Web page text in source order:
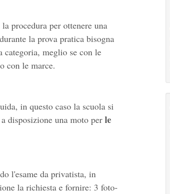
procedura per ottenere una
la prova pratica bisogna
categoria, meglio se con le
con le marce.
in questo caso la scuola si
disposizione una moto per le
l'esame da privatista, in
la richiesta e fornire: 3 foto-